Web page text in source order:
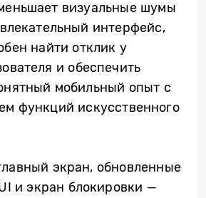
визуальные шумы
интерфейс,
найти отклик у
и обеспечить
мобильный опыт с
функций искусственного
экран, обновленные
и экран блокировки —